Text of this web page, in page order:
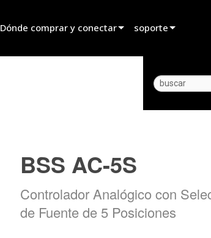
Dónde comprar y conectar soporte
Centro de Ayuda
firmware
Descargas
Garantía
BSS AC-5S
Controlador Analógico con
de Fuente de 5 Posiciones